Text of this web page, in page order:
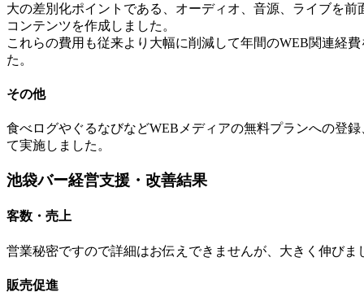
大の差別化ポイントである、オーディオ、音源、ライブを前
コンテンツを作成しました。
これらの費用も従来より大幅に削減して年間のWEB関連経
た。
その他
食べログやぐるなびなどWEBメディアの無料プランへの登
て実施しました。
池袋バー経営支援・改善結果
客数・売上
営業秘密ですので詳細はお伝えできませんが、大きく伸びま
販売促進